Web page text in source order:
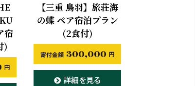
宿
)
【三重 鳥羽】旅荘海
の蝶 ペア宿泊プラン
(2食付)
300,000
詳細を見る